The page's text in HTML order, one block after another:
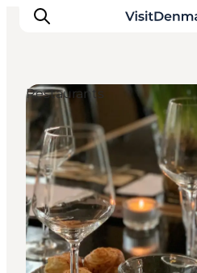
Inspiration
Regionen
Erlebnisse
Unterkünfte
Reiseplanung
Restaurants